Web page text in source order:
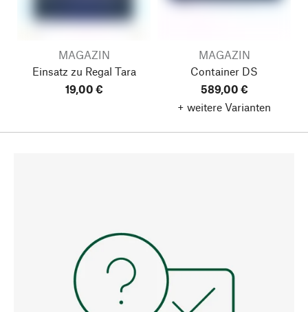
MAGAZIN
Einsatz zu Regal Tara
19,00 €
MAGAZIN
Container DS
589,00 €
+ weitere Varianten